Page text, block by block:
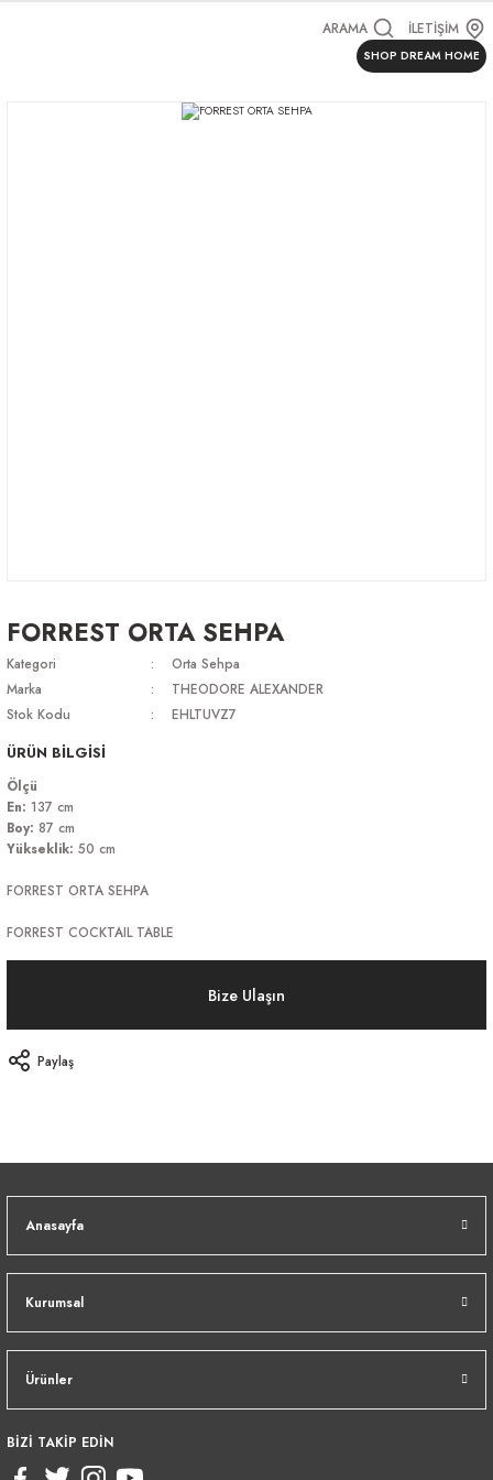
ARAMA İLETİŞİM
SHOP DREAM HOME
FORREST ORTA SEHPA
Kategori
Orta Sehpa
Marka
THEODORE ALEXANDER
Stok Kodu
EHLTUVZ7
ÜRÜN BİLGİSİ
Ölçü
En: 137 cm
Boy: 87 cm
Yükseklik: 50 cm
FORREST ORTA SEHPA
FORREST COCKTAIL TABLE
Bize Ulaşın
Paylaş
Anasayfa
Kurumsal
Ürünler
BİZİ TAKİP EDİN